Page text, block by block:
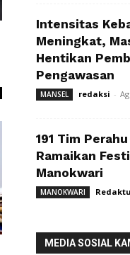
Intensitas
Meningkat,
Hentikan
Pengawasan
MANSEL redaksi -
191 Tim
Ramaikan
Manokwari
MANOKWARI
MEDIA SOSIAL